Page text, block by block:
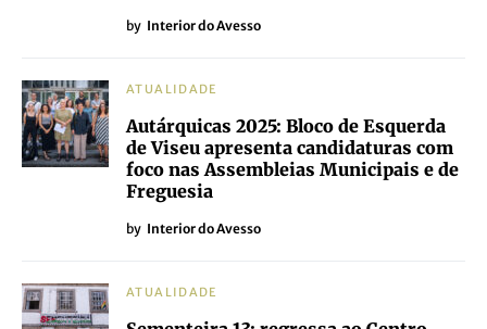
by Interior do Avesso
ATUALIDADE
Autárquicas 2025: Bloco de Esquerda
de Viseu apresenta candidaturas com
foco nas Assembleias Municipais e de
Freguesia
by Interior do Avesso
ATUALIDADE